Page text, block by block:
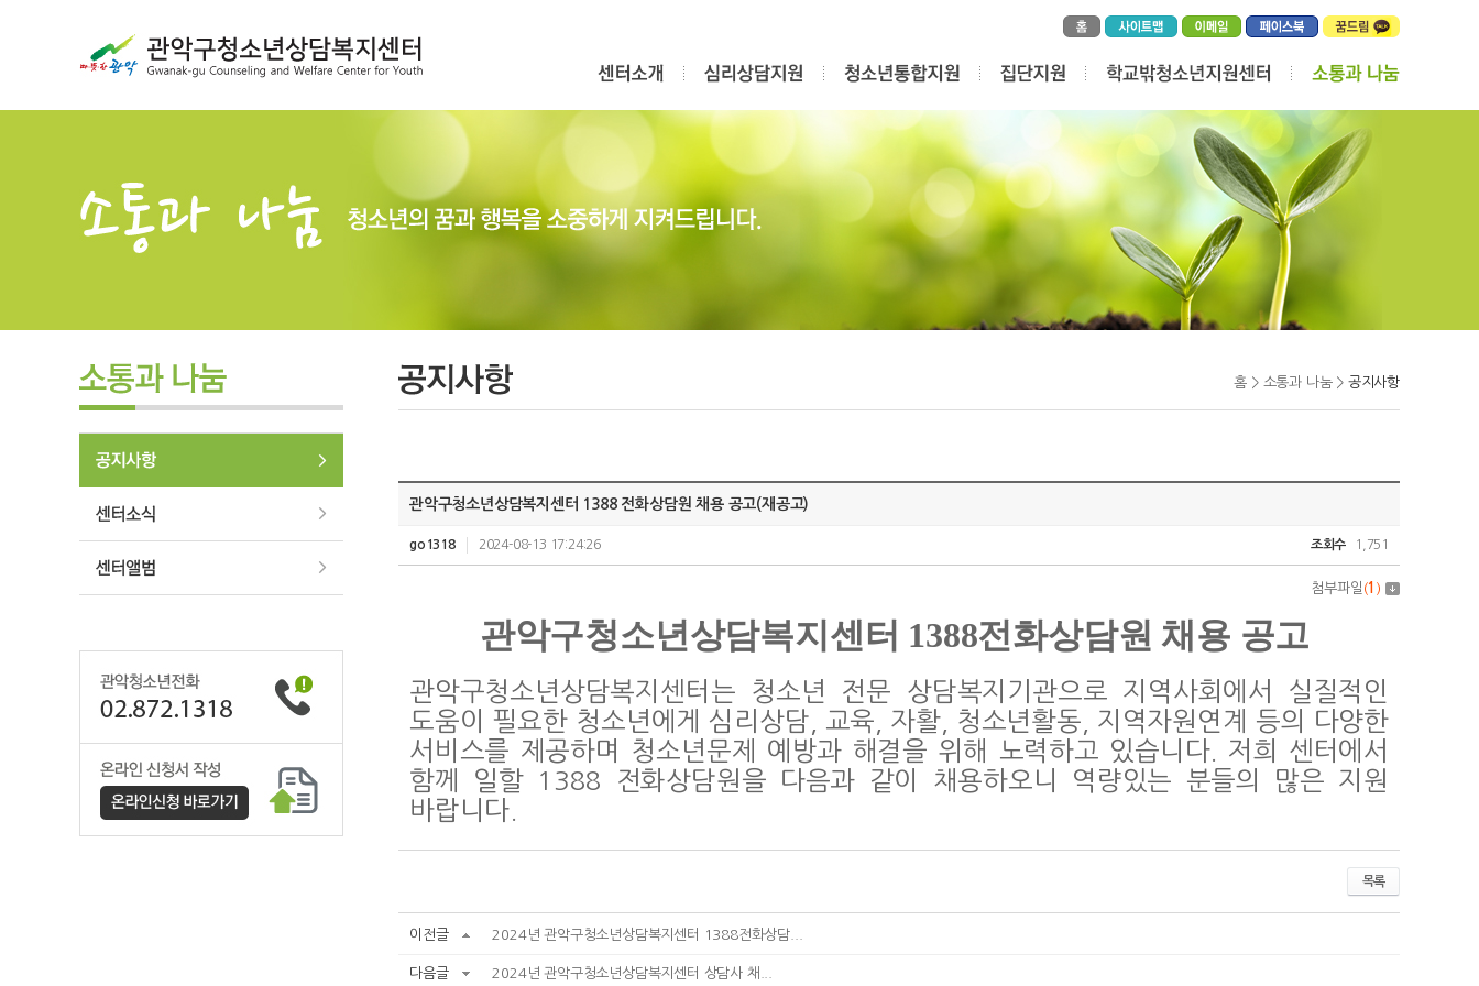
홈 > 소통과 나눔 > 공지사항
관악구청소년상담복지센터 1388 전화상담원 채용 공고(재공고)
go1318 2024-08-13 17:24:26 조회수 1,751
첨부파일 (1 )
관악구청소년상담복지센터 1388전화상담원 채용 공고
관악구청소년상담복지센터는 청소년 전문 상담복지기관으로 지역사회에서 실질적인
도움이 필요한 청소년에게 심리상담, 교육, 자활, 청소년활동, 지역자원연계 등의 다양한
서비스를 제공하며 청소년문제 예방과 해결을 위해 노력하고 있습니다. 저희 센터에서
함께 일할 1388 전화상담원을 다음과 같이 채용하오니 역량있는 분들의 많은 지원
바랍니다.
목록
이전글 2024년 관악구청소년상담복지센터 1388전화상담...
다음글 2024년 관악구청소년상담복지센터 상담사 채...